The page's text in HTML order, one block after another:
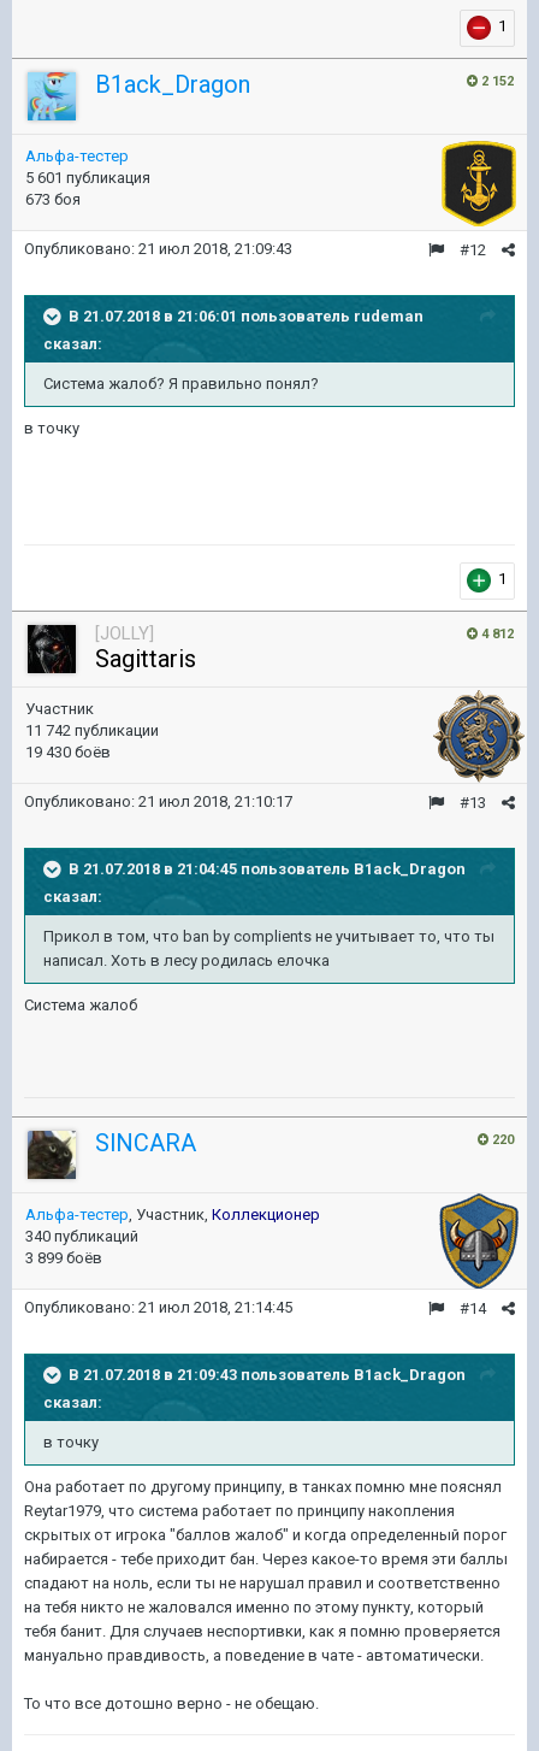
1
2 152
B1ack_Dragon
Альфа-тестер
5 601 публикация
673 боя
#12
Опубликовано: 21 июл 2018, 21:09:43
В 21.07.2018 в 21:06:01 пользователь rudeman
сказал:
Система жалоб? Я правильно понял?
в точку
1
4 812
[JOLLY]
Sagittaris
Участник
11 742 публикации
19 430 боёв
#13
Опубликовано: 21 июл 2018, 21:10:17
В 21.07.2018 в 21:04:45 пользователь B1ack_Dragon
сказал:
Прикол в том, что ban by complients не учитывает то, что ты
написал. Хоть в лесу родилась елочка
Система жалоб
220
SlNCARA
Альфа-тестер, Участник, Коллекционер
340 публикаций
3 899 боёв
#14
Опубликовано: 21 июл 2018, 21:14:45
В 21.07.2018 в 21:09:43 пользователь B1ack_Dragon
сказал:
в точку
Она работает по другому принципу, в танках помню мне пояснял
Reytar1979, что система работает по принципу накопления
скрытых от игрока "баллов жалоб" и когда определенный порог
набирается - тебе приходит бан. Через какое-то время эти баллы
спадают на ноль, если ты не нарушал правил и соответственно
на тебя никто не жаловался именно по этому пункту, который
тебя банит. Для случаев неспортивки, как я помню проверяется
мануально правдивость, а поведение в чате - автоматически.
То что все дотошно верно - не обещаю.